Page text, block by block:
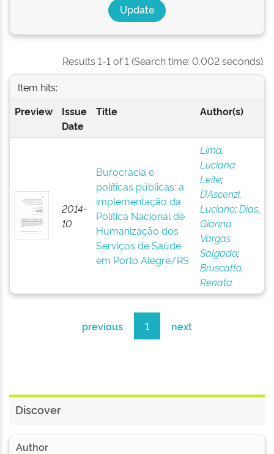
Results 1-1 of 1 (Search time: 0.002 seconds).
Item hits:
Preview
Issue
Date
Title Author(s)
2014-
10
Burocracia e
políticas públicas: a
implementação da
Política Nacional de
Humanização dos
Serviços de Saúde
em Porto Alegre/RS
Lima,
Luciana
Leite;
D’Ascenzi,
Luciano;Dias,
Gianna
Vargas
Salgado;
Bruscatto,
Renata
previous 1 next
Discover
Author